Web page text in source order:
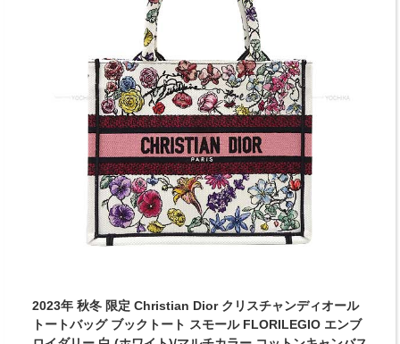
2023年 秋冬 限定 Christian Dior クリスチャンディオール
トートバッグ ブックトート スモール FLORILEGIO エンブ